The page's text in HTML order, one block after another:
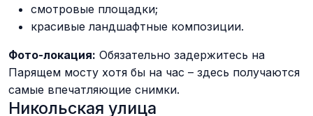
смотровые площадки;
красивые ландшафтные композиции.
Фото-локация: Обязательно задержитесь на
Парящем мосту хотя бы на час – здесь получаются
самые впечатляющие снимки.
Никольская улица